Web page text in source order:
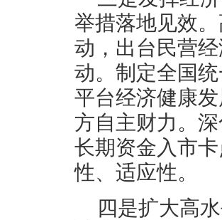
举措落地见效
动，出台民营
动。制定全国
平台经济健康
方自主财力。
长期资金入市
性、适应性。
四是扩大高